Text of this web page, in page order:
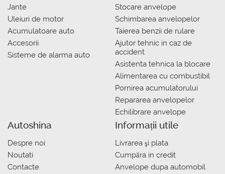
Jante
Uleiuri de motor
Acumulatoare auto
Accesorii
Sisteme de alarma auto
Stocare anvelope
Schimbarea anvelopelor
Taierea benzii de rulare
Ajutor tehnic in caz de
accident
Asistenta tehnica la blocare
Alimentarea cu combustibil
Pornirea acumulatorului
Repararea anvelopelor
Echilibrare anvelope
Autoshina
Despre noi
Noutati
Contacte
Informații utile
Livrarea şi plata
Сumpăra in credit
Anvelope dupa automobil